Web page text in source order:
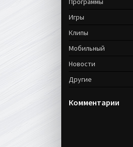
Игры
Клипы
Мобильный
Новости
Другие
Комментарии